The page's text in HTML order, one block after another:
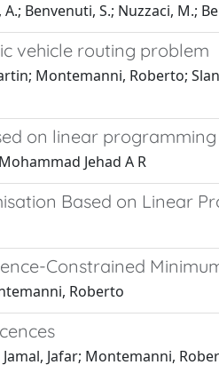
Benvenuti, S.; Nuzzaci, M.;
vehicle routing problem
Montemanni, Roberto;
on linear programming
Jehad A R
Based on Linear
Constrained
Roberto
Jafar; Montemanni,